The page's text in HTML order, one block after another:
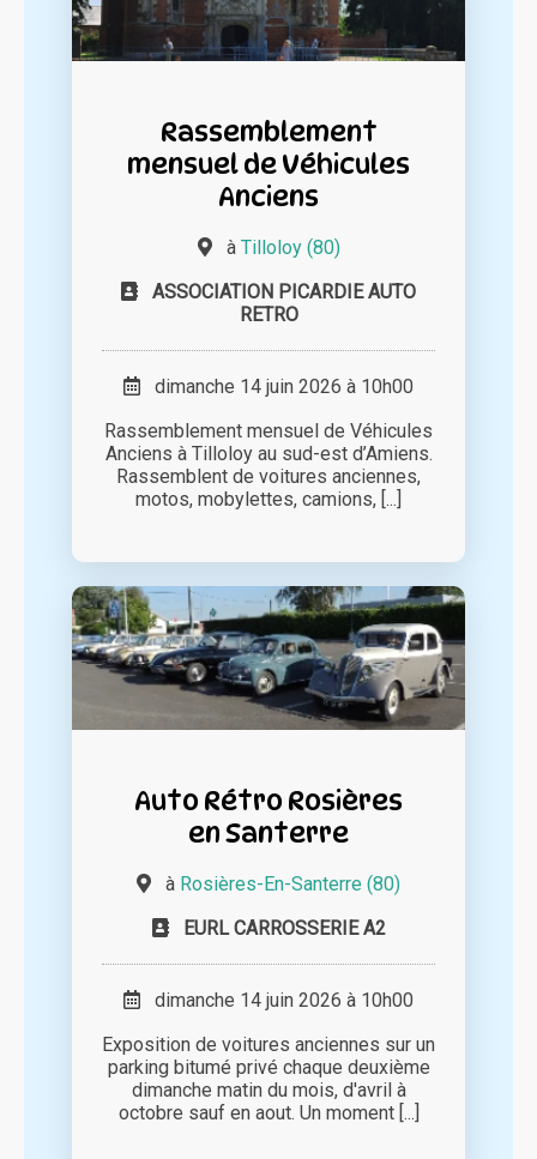
Rassemblement
mensuel de Véhicules
Anciens
à Tilloloy (80)
ASSOCIATION PICARDIE AUTO
RETRO
dimanche 14 juin 2026 à 10h00
Rassemblement mensuel de Véhicules
Anciens à Tilloloy au sud-est d’Amiens.
Rassemblent de voitures anciennes,
motos, mobylettes, camions, [...]
Auto Rétro Rosières
en Santerre
à Rosières-En-Santerre (80)
EURL CARROSSERIE A2
dimanche 14 juin 2026 à 10h00
Exposition de voitures anciennes sur un
parking bitumé privé chaque deuxième
dimanche matin du mois, d'avril à
octobre sauf en aout. Un moment [...]